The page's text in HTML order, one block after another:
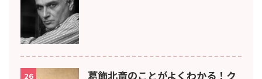
26
葛飾北斎のことがよくわかる！ク